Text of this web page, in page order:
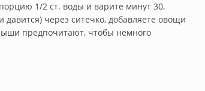
1/2 ст. воды и варите минут 30,
через ситечко, добавляете овощи
предпочитают, чтобы немного